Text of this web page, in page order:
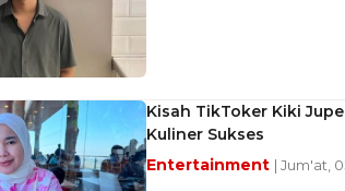
Kisah TikToker Kiki
Kuliner Sukses
Entertainment | Jum'at,